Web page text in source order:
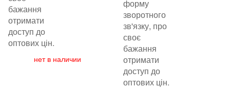
бажання
отримати
доступ до
оптових цін.
нет в наличии
форму
зворотного
зв'язку, про
своє
бажання
отримати
доступ до
оптових цін.